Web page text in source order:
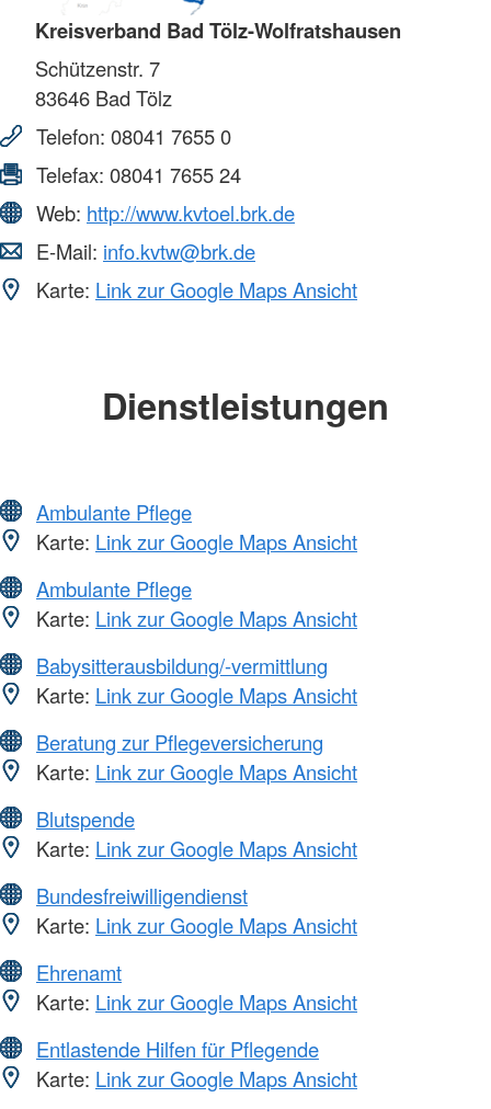
Kreisverband Bad Tölz-Wolfratshausen
Schützenstr. 7
83646 Bad Tölz
Telefon: 08041 7655 0
Telefax: 08041 7655 24
Web: http://www.kvtoel.brk.de
E-Mail: info.kvtw@brk.de
Karte: Link zur Google Maps Ansicht
Dienstleistungen
Ambulante Pflege
Karte: Link zur Google Maps Ansicht
Ambulante Pflege
Karte: Link zur Google Maps Ansicht
Babysitterausbildung/-vermittlung
Karte: Link zur Google Maps Ansicht
Beratung zur Pflegeversicherung
Karte: Link zur Google Maps Ansicht
Blutspende
Karte: Link zur Google Maps Ansicht
Bundesfreiwilligendienst
Karte: Link zur Google Maps Ansicht
Ehrenamt
Karte: Link zur Google Maps Ansicht
Entlastende Hilfen für Pflegende
Karte: Link zur Google Maps Ansicht